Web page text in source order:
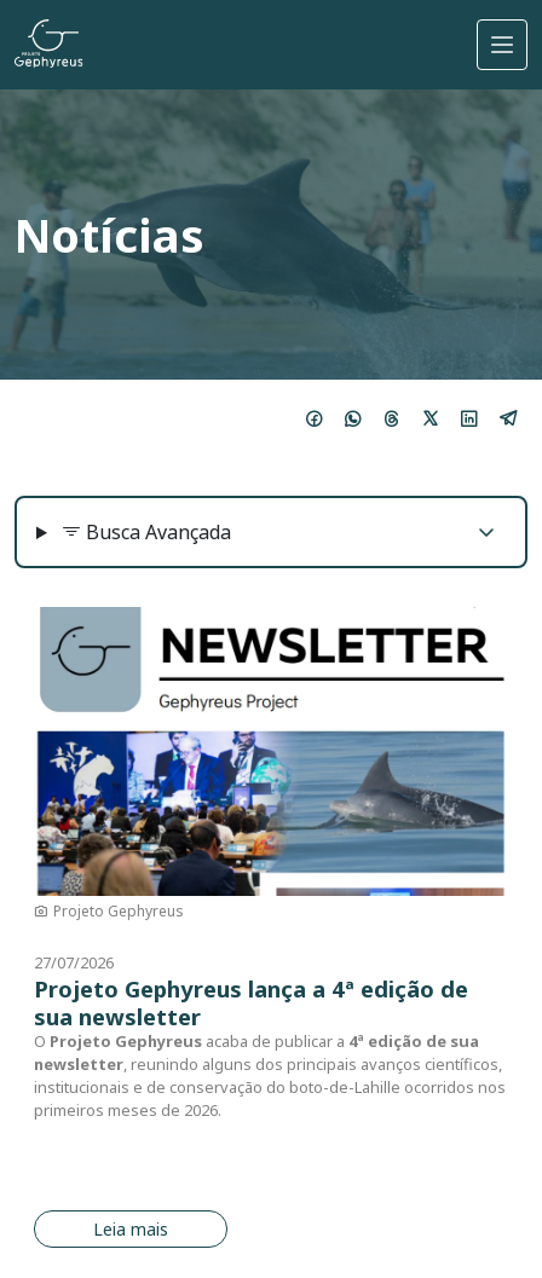
Pular para o conteúdo principal
Notícias
Busca Avançada
Imagem
Projeto Gephyreus
27/07/2026
Projeto Gephyreus lança a 4ª edição de
sua newsletter
O Projeto Gephyreus acaba de publicar a 4ª edição de sua
newsletter , reunindo alguns dos principais avanços científicos,
institucionais e de conservação do boto-de-Lahille ocorridos nos
primeiros meses de 2026.
Leia mais